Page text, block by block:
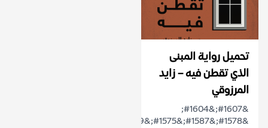
تحميل رواية المبنى
الذي تقطن فيه – زايد
المرزوقي
&#1607;&#1604;